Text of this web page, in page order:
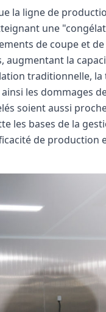
la ligne de
une
de coupe et
la
traditionnelle,
les dommages
soient aussi
les bases de la
de production